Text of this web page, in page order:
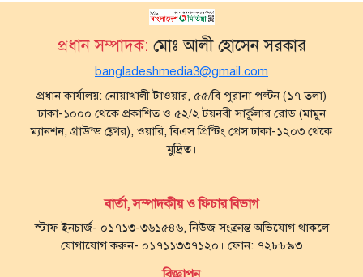
প্রধান সম্পাদক: মোঃ আলী হোসেন সরকার
bangladeshmedia3@gmail.com
প্রধান কার্যালয়: নোয়াখালী টাওয়ার, ৫৫/বি পুরানা পল্টন (১৭ তলা)
ঢাকা-১০০০ থেকে প্রকাশিত ও ৫২/২ টয়নবী সার্কুলার রোড (মামুন
ম্যানশন, গ্রাউন্ড ফ্লোর), ওয়ারি, বিএস প্রিন্টিং প্রেস ঢাকা-১২০৩ থেকে
মুদ্রিত।
বার্তা, সম্পাদকীয় ও ফিচার বিভাগ
স্টাফ ইনচার্জ- ০১৭১৩-৩৬১৫৪৬, নিউজ সংক্রান্ত অভিযোগ থাকলে
যোগাযোগ করুন- ০১৭১১৩৩৭১২০। ফোন: ৭২৮৮৯৩